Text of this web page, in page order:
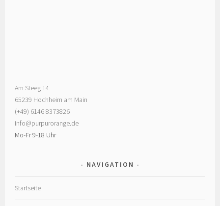
Am Steeg 14
65239 Hochheim am Main
(+49) 6146 8373826
info@purpurorange.de
Mo-Fr 9-18 Uhr
NAVIGATION
Startseite